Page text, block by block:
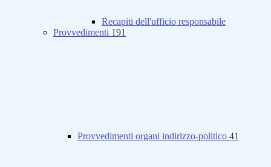
Recapiti dell'ufficio responsabile
Provvedimenti 191
Provvedimenti organi indirizzo-politico 41